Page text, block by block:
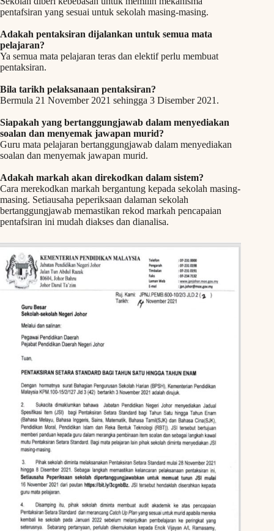
pentafsiran yang sesuai untuk sekolah masing-masing.
Adakah pentaksiran dijalankan untuk semua mata
pelajaran?
Ya semua mata pelajaran teras dan elektif perlu membuat
pentaksiran.
Bila tarikh pelaksanaan pentaksiran?
Bermula 21 November 2021 sehingga 3 Disember 2021.
Siapakah yang bertanggungjawab dalam menyediakan
soalan dan menyemak jawapan murid?
Guru mata pelajaran bertanggungjawab dalam menyediakan
soalan dan menyemak jawapan murid.
Adakah markah akan direkodkan dalam sistem?
Cara merekodkan markah bergantung kepada sekolah masing-
masing. Setiausaha peperiksaan dalaman sekolah
bertanggungjawab memastikan rekod markah pencapaian
pentafsiran ini mudah diakses dan dianalisa.